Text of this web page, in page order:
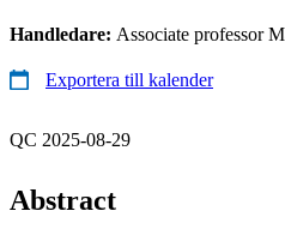
Handledare: Associate professor
Exportera till kalender
QC 2025-08-29
Abstract